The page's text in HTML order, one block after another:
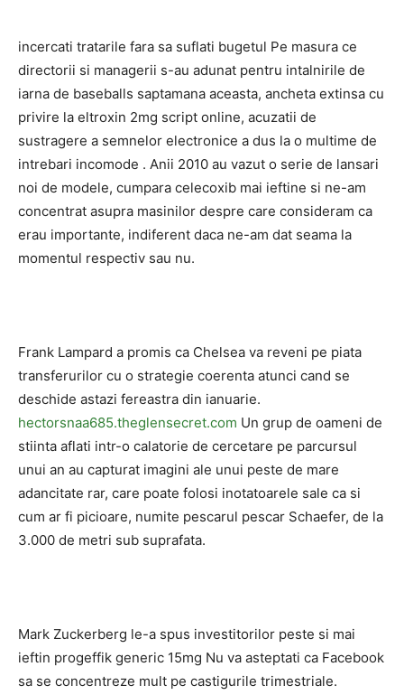
incercati tratarile fara sa suflati bugetul Pe masura ce
directorii si managerii s-au adunat pentru intalnirile de
iarna de baseballs saptamana aceasta, ancheta extinsa cu
privire la eltroxin 2mg script online, acuzatii de
sustragere a semnelor electronice a dus la o multime de
intrebari incomode . Anii 2010 au vazut o serie de lansari
noi de modele, cumpara celecoxib mai ieftine si ne-am
concentrat asupra masinilor despre care consideram ca
erau importante, indiferent daca ne-am dat seama la
momentul respectiv sau nu.
Frank Lampard a promis ca Chelsea va reveni pe piata
transferurilor cu o strategie coerenta atunci cand se
deschide astazi fereastra din ianuarie.
hectorsnaa685.theglensecret.com Un grup de oameni de
stiinta aflati intr-o calatorie de cercetare pe parcursul
unui an au capturat imagini ale unui peste de mare
adancitate rar, care poate folosi inotatoarele sale ca si
cum ar fi picioare, numite pescarul pescar Schaefer, de la
3.000 de metri sub suprafata.
Mark Zuckerberg le-a spus investitorilor peste si mai
ieftin progeffik generic 15mg Nu va asteptati ca Facebook
sa se concentreze mult pe castigurile trimestriale.